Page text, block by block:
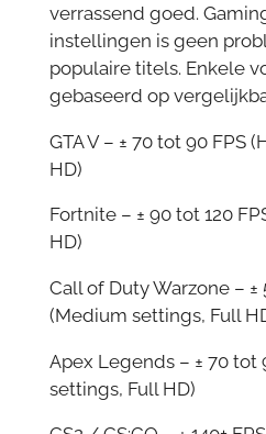
verrassend goed.
instellingen is geen
populaire titels. Enkele
gebaseerd op
GTA V – ± 70 tot 90 FPS
HD)
Fortnite – ± 90 tot 120
HD)
Call of Duty Warzone – ±
(Medium settings, Full
Apex Legends – ± 70 tot
settings, Full HD)